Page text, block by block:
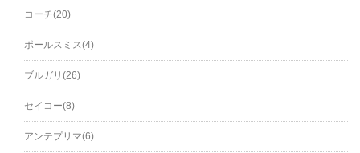
コーチ(20)
ポールスミス(4)
ブルガリ(26)
セイコー(8)
アンテプリマ(6)